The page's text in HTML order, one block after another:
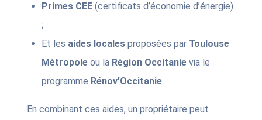
Primes CEE (certificats d’économie d’énergie)
;
Et les aides locales proposées par Toulouse
Métropole ou la Région Occitanie via le
programme Rénov’Occitanie.
En combinant ces aides, un propriétaire peut